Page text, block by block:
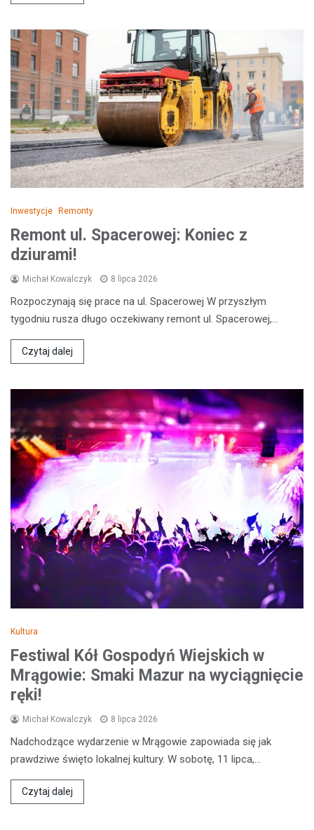
Inwestycje Remonty
Remont ul. Spacerowej: Koniec z
dziurami!
Michał Kowalczyk 8 lipca 2026
Rozpoczynają się prace na ul. Spacerowej W przyszłym
tygodniu rusza długo oczekiwany remont ul. Spacerowej,…
Czytaj dalej
Kultura
Festiwal Kół Gospodyń Wiejskich w
Mrągowie: Smaki Mazur na wyciągnięcie
ręki!
Michał Kowalczyk 8 lipca 2026
Nadchodzące wydarzenie w Mrągowie zapowiada się jak
prawdziwe święto lokalnej kultury. W sobotę, 11 lipca,…
Czytaj dalej